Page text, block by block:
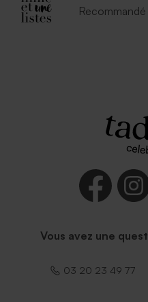
Vous avez une
03 20 23 49 77